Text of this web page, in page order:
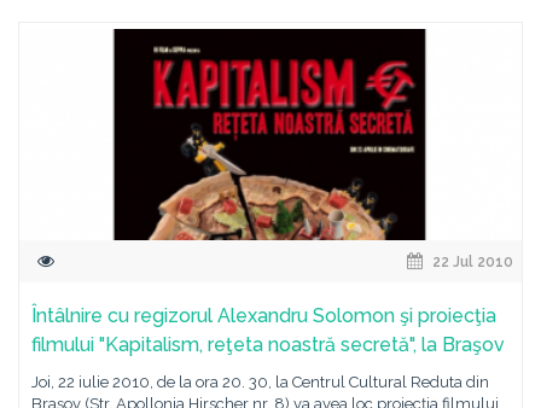
22 Jul 2010
Întâlnire cu regizorul Alexandru Solomon şi proiecţia
filmului "Kapitalism, reţeta noastră secretă", la Braşov
Joi, 22 iulie 2010, de la ora 20. 30, la Centrul Cultural Reduta din
Brașov (Str. Apollonia Hirscher nr. 8) va avea loc proiecția filmului